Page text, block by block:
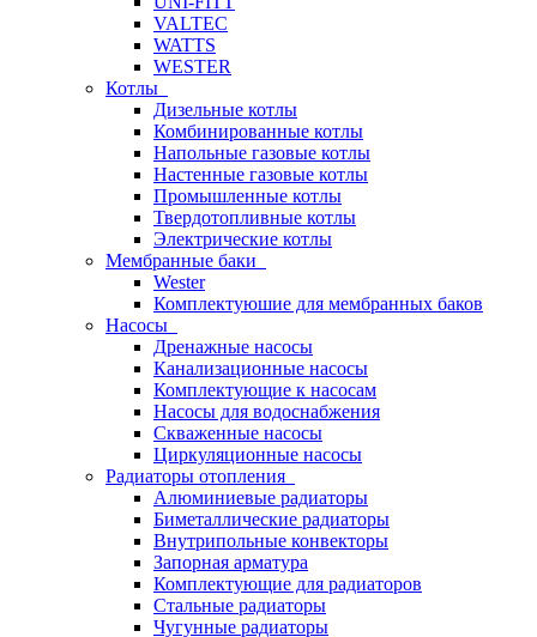
VALTEC
WATTS
WESTER
Котлы
Дизельные котлы
Комбинированные котлы
Напольные газовые котлы
Настенные газовые котлы
Промышленные котлы
Твердотопливные котлы
Электрические котлы
Мембранные баки
Wester
Комплектуюшие для мембранных баков
Насосы
Дренажные насосы
Канализационные насосы
Комплектующие к насосам
Насосы для водоснабжения
Скваженные насосы
Циркуляционные насосы
Радиаторы отопления
Алюминиевые радиаторы
Биметаллические радиаторы
Внутрипольные конвекторы
Запорная арматура
Комплектующие для радиаторов
Стальные радиаторы
Чугунные радиаторы